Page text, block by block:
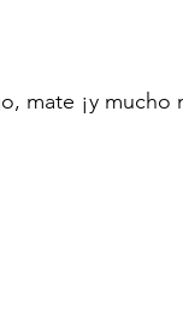
mate ¡y mucho